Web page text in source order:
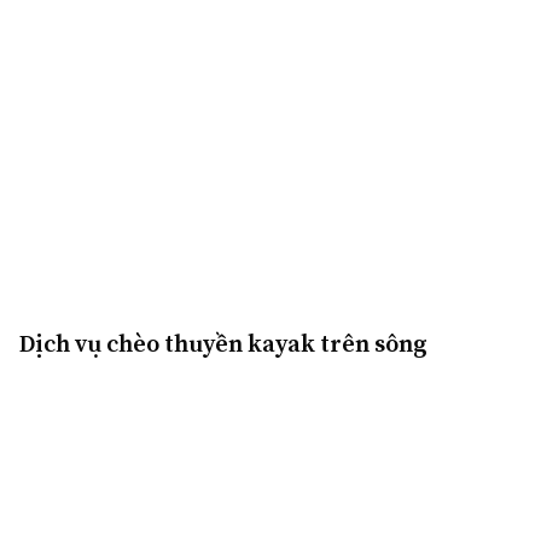
Dịch vụ chèo thuyền kayak trên sông